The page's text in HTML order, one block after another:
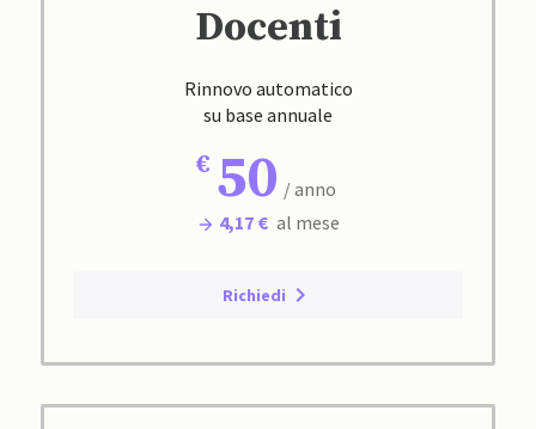
Docenti
Rinnovo automatico
su base annuale
50 / anno
4,17 € al mese
Richiedi